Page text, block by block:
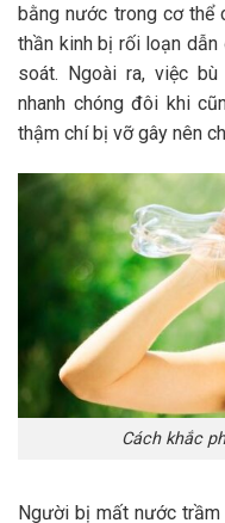
bằng nước trong cơ thể
thần kinh bị rối loạn
soát. Ngoài ra, việc
nhanh chóng đôi khi
thậm chí bị vỡ gây nên
Cách khắc
Người bị mất nước